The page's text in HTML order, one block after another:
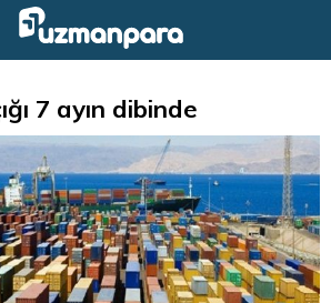
7 ayın dibinde